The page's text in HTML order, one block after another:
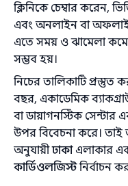
ক্লিনিকে চেম্বার করেন,
এবং অনলাইন বা
এতে সময় ও ঝামেলা কমে
সম্ভব হয়।
নিচের তালিকাটি প্রস্তুত
বছর, একাডেমিক
বা ডায়াগনস্টিক সেন্টার
‍উপর বিবেচনা করে।
অনুযায়ীঢাকাএলাকার
কার্ডিওলজিস্টনির্বাচন